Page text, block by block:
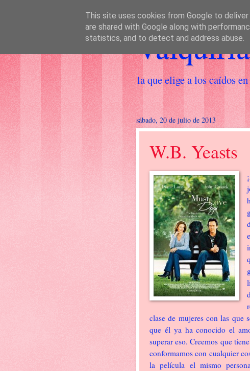
Valquiria
la que elige a los caídos
sábado, 20 de julio de 2013
W.B. Yeasts
clase de mujeres con las que
que él ya ha conocido el
superar eso. Creemos que
conformamos con cualquier
la película el mismo
This site uses cookies from Google to
are shared with Google along with
statistics, and to detect and address abuse.